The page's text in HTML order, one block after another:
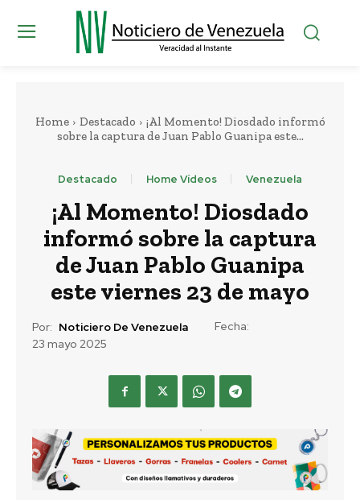
Home Destacado
¡Al Momento! Diosdado informó
sobre la captura de Juan Pablo Guanipa este...
Destacado Home Vídeos Venezuela
¡Al Momento! Diosdado
informó sobre la captura
de Juan Pablo Guanipa
este viernes 23 de mayo
Por: Noticiero De Venezuela
Fecha:
23 mayo 2025